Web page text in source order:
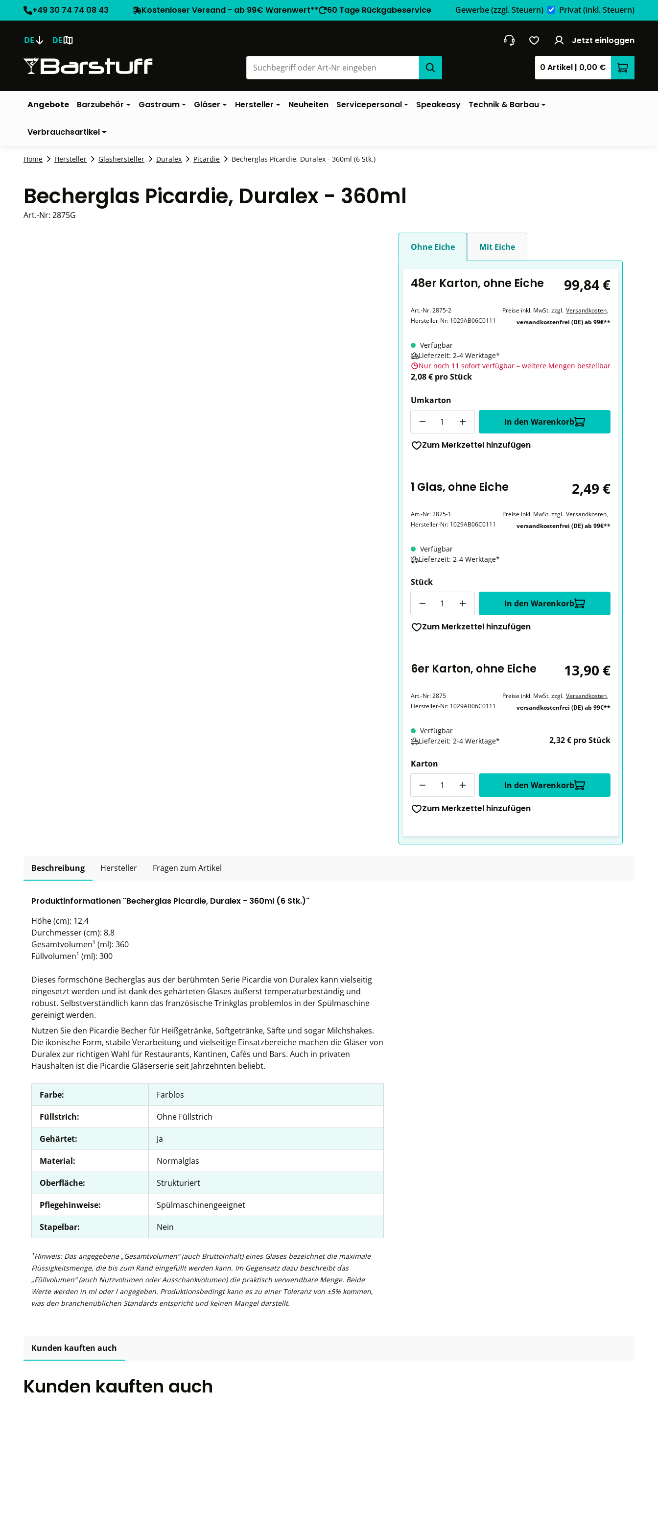
+49 30 74 74 08 43 Kostenloser Versand - ab 99€ Warenwert** 60 Tage Rückgabeservice Gewerbe(zzgl. Steuern) Privat(inkl. Steuern)
DE DE Jetzt einloggen
0 Artikel | 0,00 €
Angebote Barzubehör Gastraum Gläser Hersteller Neuheiten Servicepersonal Speakeasy Technik & Barbau
Verbrauchsartikel
Home Hersteller Glashersteller Duralex Picardie Becherglas Picardie, Duralex - 360ml (6 Stk.)
Becherglas Picardie, Duralex - 360ml
Art.-Nr: 2875G
Ohne Eiche Mit Eiche
48er Karton, ohne Eiche 99,84 €
Art.-Nr:2875-2
Hersteller-Nr: 1029AB06C0111
Preise inkl. MwSt. zzgl. Versandkosten,
versandkostenfrei (DE) ab 99€**
Verfügbar
Lieferzeit: 2-4 Werktage*
Nur noch 11 sofort verfügbar – weitere Mengen bestellbar
2,08 € pro Stück
Umkarton
In den Warenkorb
Zum Merkzettel hinzufügen
1 Glas, ohne Eiche 2,49 €
Art.-Nr:2875-1
Hersteller-Nr: 1029AB06C0111
Preise inkl. MwSt. zzgl. Versandkosten,
versandkostenfrei (DE) ab 99€**
Verfügbar
Lieferzeit: 2-4 Werktage*
Stück
In den Warenkorb
Zum Merkzettel hinzufügen
6er Karton, ohne Eiche 13,90 €
Art.-Nr:2875
Hersteller-Nr: 1029AB06C0111
Preise inkl. MwSt. zzgl. Versandkosten,
versandkostenfrei (DE) ab 99€**
Verfügbar
Lieferzeit: 2-4 Werktage*
2,32 € pro Stück
Karton
In den Warenkorb
Zum Merkzettel hinzufügen
Beschreibung Hersteller Fragen zum Artikel
Produktinformationen "Becherglas Picardie, Duralex - 360ml (6 Stk.)"
Höhe (cm): 12,4
Durchmesser (cm): 8,8
Gesamtvolumen¹ (ml): 360
Füllvolumen¹ (ml): 300
Dieses formschöne Becherglas aus der berühmten Serie Picardie von Duralex kann vielseitig
eingesetzt werden und ist dank des gehärteten Glases äußerst temperaturbeständig und
robust. Selbstverständlich kann das französische Trinkglas problemlos in der Spülmaschine
gereinigt werden.
Nutzen Sie den Picardie Becher für Heißgetränke, Softgetränke, Säfte und sogar Milchshakes.
Die ikonische Form, stabile Verarbeitung und vielseitige Einsatzbereiche machen die Gläser von
Duralex zur richtigen Wahl für Restaurants, Kantinen, Cafés und Bars. Auch in privaten
Haushalten ist die Picardie Gläserserie seit Jahrzehnten beliebt.
Farbe: Farblos
Füllstrich: Ohne Füllstrich
Gehärtet: Ja
Material: Normalglas
Oberfläche: Strukturiert
Pflegehinweise: Spülmaschinengeeignet
Stapelbar: Nein
1Hinweis: Das angegebene „Gesamtvolumen“ (auch Bruttoinhalt) eines Glases bezeichnet die maximale
Flüssigkeitsmenge, die bis zum Rand eingefüllt werden kann. Im Gegensatz dazu beschreibt das
„Füllvolumen“ (auch Nutzvolumen oder Ausschankvolumen) die praktisch verwendbare Menge. Beide
Werte werden in ml oder l angegeben. Produktionsbedingt kann es zu einer Toleranz von ±5% kommen,
was den branchenüblichen Standards entspricht und keinen Mangel darstellt.
Kunden kauften auch
Kunden kauften auch